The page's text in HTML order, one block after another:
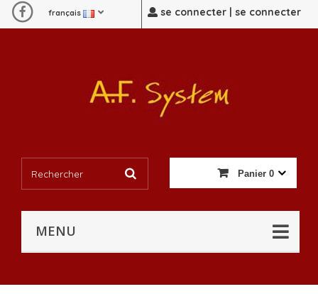
se connecter | se connecter
français
Panier 0
MENU